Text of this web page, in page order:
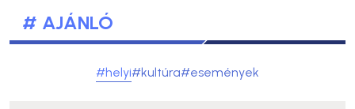
# AJÁNLÓ
#helyi#kultúra#események